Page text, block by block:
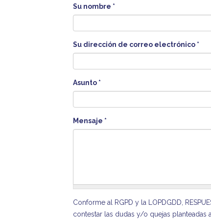
Su nombre *
Su dirección de correo electrónico *
Asunto *
Mensaje *
Conforme al RGPD y la LOPDGDD,
contestar las dudas y/o quejas